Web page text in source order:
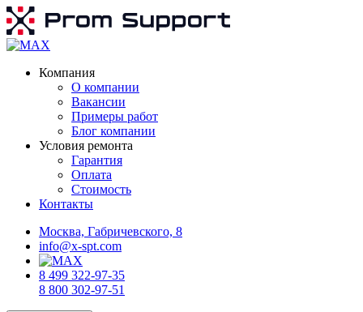
Компания
О компании
Вакансии
Примеры работ
Блог компании
Условия ремонта
Гарантия
Оплата
Стоимость
Контакты
Москва, Габричевского, 8
info@x-spt.com
8 499 322-97-35
8 800 302-97-51